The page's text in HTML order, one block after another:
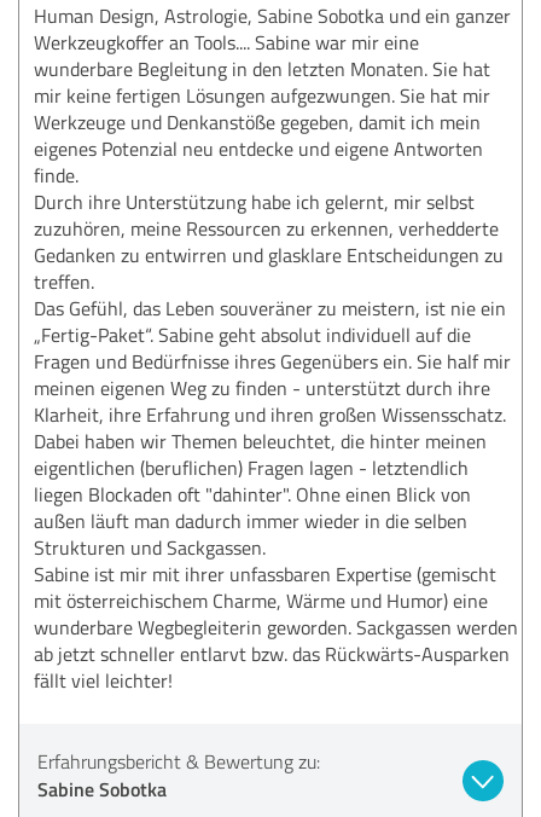
Human Design, Astrologie, Sabine Sobotka und ein ganzer
Werkzeugkoffer an Tools.... Sabine war mir eine
wunderbare Begleitung in den letzten Monaten. Sie hat
mir keine fertigen Lösungen aufgezwungen. Sie hat mir
Werkzeuge und Denkanstöße gegeben, damit ich mein
eigenes Potenzial neu entdecke und eigene Antworten
finde.
Durch ihre Unterstützung habe ich gelernt, mir selbst
zuzuhören, meine Ressourcen zu erkennen, verhedderte
Gedanken zu entwirren und glasklare Entscheidungen zu
treffen.
Das Gefühl, das Leben souveräner zu meistern, ist nie ein
„Fertig-Paket“. Sabine geht absolut individuell auf die
Fragen und Bedürfnisse ihres Gegenübers ein. Sie half mir
meinen eigenen Weg zu finden - unterstützt durch ihre
Klarheit, ihre Erfahrung und ihren großen Wissensschatz.
Dabei haben wir Themen beleuchtet, die hinter meinen
eigentlichen (beruflichen) Fragen lagen - letztendlich
liegen Blockaden oft "dahinter". Ohne einen Blick von
außen läuft man dadurch immer wieder in die selben
Strukturen und Sackgassen.
Sabine ist mir mit ihrer unfassbaren Expertise (gemischt
mit österreichischem Charme, Wärme und Humor) eine
wunderbare Wegbegleiterin geworden. Sackgassen werden
ab jetzt schneller entlarvt bzw. das Rückwärts-Ausparken
fällt viel leichter!
Erfahrungsbericht & Bewertung zu:
Sabine Sobotka